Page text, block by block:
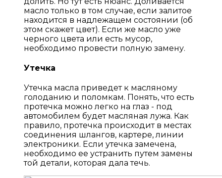
масло только в том случае, если залитое
находится в надлежащем состоянии (об
этом скажет цвет). Если же масло уже
черного цвета или есть мусор,
необходимо провести полную замену.
Утечка
Утечка масла приведет к масляному
голоданию и поломкам. Понять, что есть
протечка можно легко на глаз - под
автомобилем будет масляная лужа. Как
правило, протечка происходит в местах
соединения шлангов, картере, линии
электроники. Если утечка замечена,
необходимо ее устранить путем замены
той детали, которая дала течь.